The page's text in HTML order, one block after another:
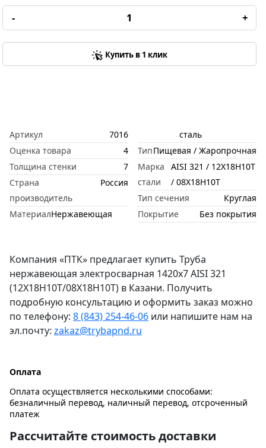
- +
Купить в 1 клик
Артикул
7016
Оценка товара
4
Толщина стенки
7
Страна
производитель
Россия
МатериалНержавеющая
сталь
ТипПищевая / Жаропрочная
Марка
стали
AISI 321 / 12Х18Н10Т
/ 08Х18Н10Т
Тип сечения
Круглая
Покрытие
Без покрытия
Компания «ПТК» предлагает купить Труба
нержавеющая электросварная 1420х7 AISI 321
(12Х18Н10Т/08Х18Н10Т) в Казани. Получить
подробную консультацию и оформить заказ можно
по телефону: 8 (843) 254-46-06 или напишите нам на
эл.почту: zakaz@trybapnd.ru
Оплата
Оплата осуществляется несколькими способами:
безналичный перевод, наличный перевод, отсроченный
платеж
Рассчитайте стоимость доставки